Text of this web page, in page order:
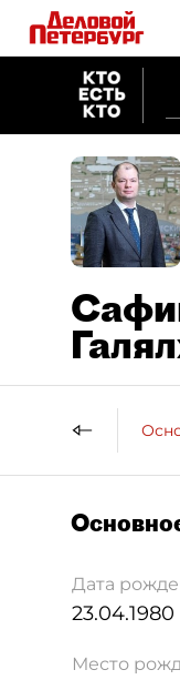
Дата
23.04.1980
Место